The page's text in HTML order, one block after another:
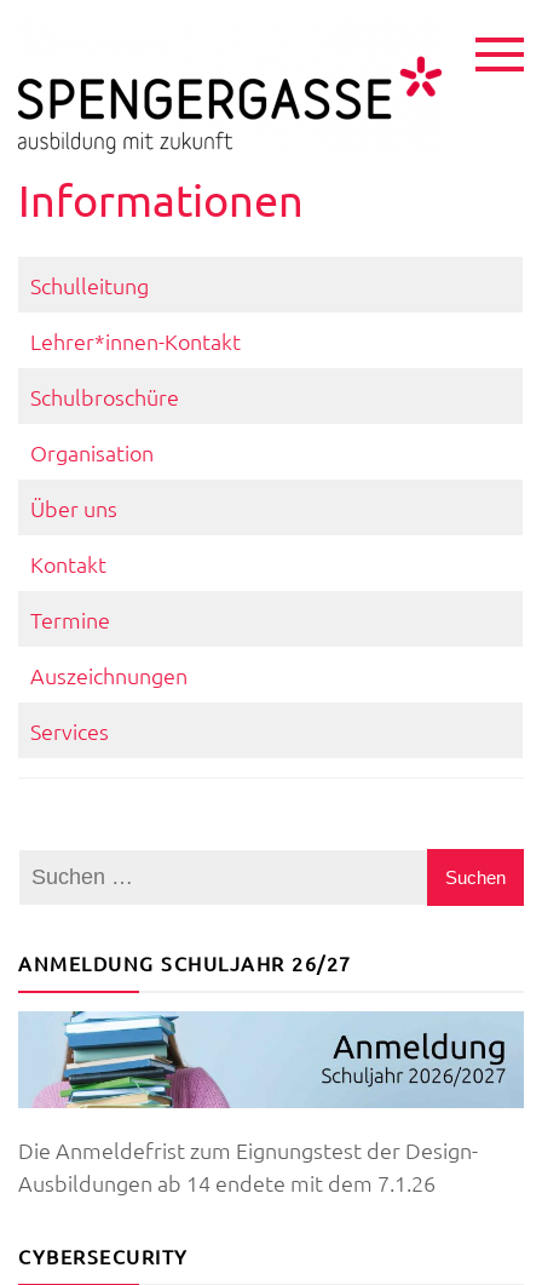
content
Informationen
Schulleitung
Lehrer*innen-Kontakt
Schulbroschüre
Organisation
Über uns
Kontakt
Termine
Auszeichnungen
Services
ANMELDUNG SCHULJAHR 26/27
Die Anmeldefrist zum Eignungstest der Design-
Ausbildungen ab 14 endete mit dem 7.1.26
CYBERSECURITY